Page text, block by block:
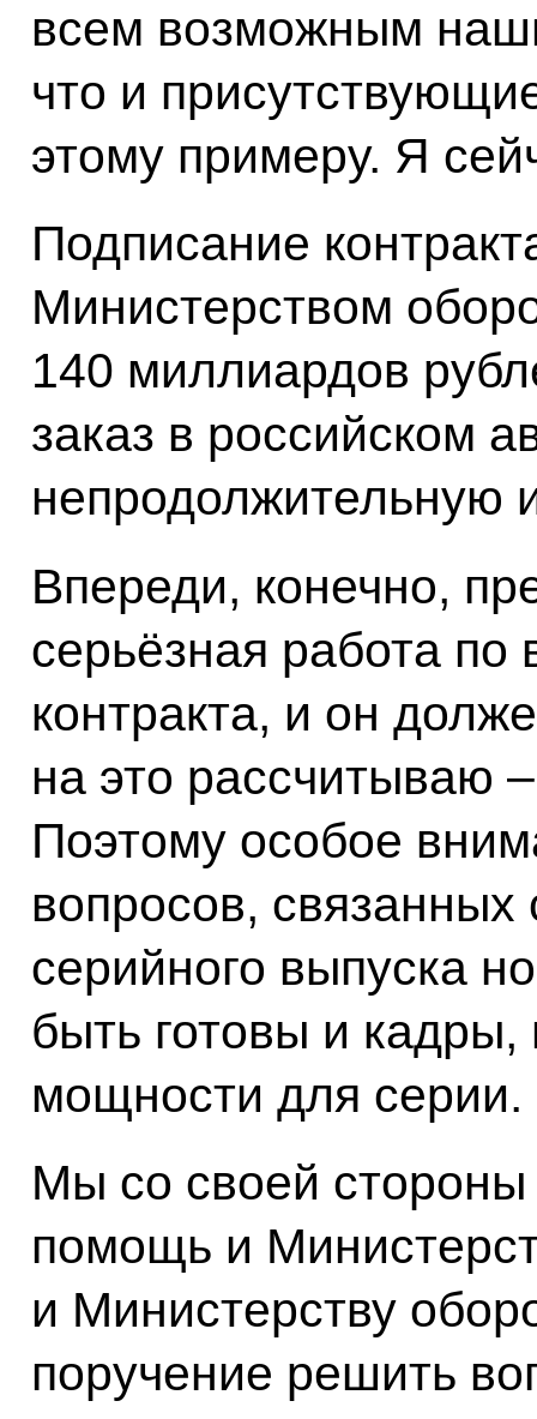
всем возможным
что и
этому примеру. Я
Подписание
Министерством
140 миллиардов
заказ в российском
непродолжительную
Впереди, конечно,
серьёзная работа
контракта, и он
на это рассчитываю
Поэтому особое
вопросов,
серийного выпуска
быть готовы и
мощности для серии.
Мы со своей
помощь и
и Министерству
поручение решить